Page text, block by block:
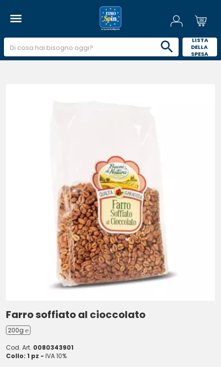
LISTA
DELLA
SPESA
Farro soffiato al cioccolato
200g ℮
Cod. Art. 0080343901
Collo: 1 pz - IVA 10%